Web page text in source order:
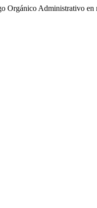
Administrativo en